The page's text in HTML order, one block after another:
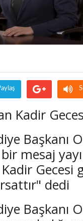
Kadir
Başkanı
bir mesaj
Gecesi
dedi
Başkanı